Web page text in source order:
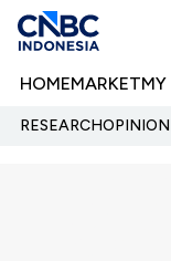
HOMEMARKET
RESEARCHOPINION